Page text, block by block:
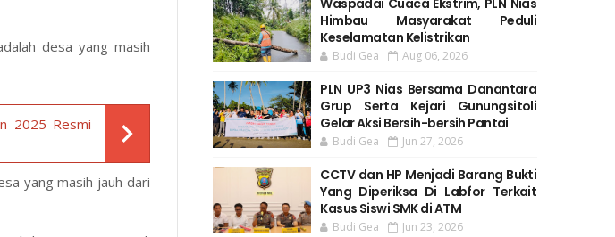
desa yang masih
2025 Resmi
yang masih jauh dari
Waspadai Cuaca Ekstrim, PLN Nias
Himbau Masyarakat Peduli
Keselamatan Kelistrikan
Budi Gea Aug 06, 2026
PLN UP3 Nias Bersama Danantara
Grup Serta Kejari Gunungsitoli
Gelar Aksi Bersih-bersih Pantai
Budi Gea Jun 27, 2026
CCTV dan HP Menjadi Barang Bukti
Yang Diperiksa Di Labfor Terkait
Kasus Siswi SMK di ATM
Budi Gea Jun 23, 2026